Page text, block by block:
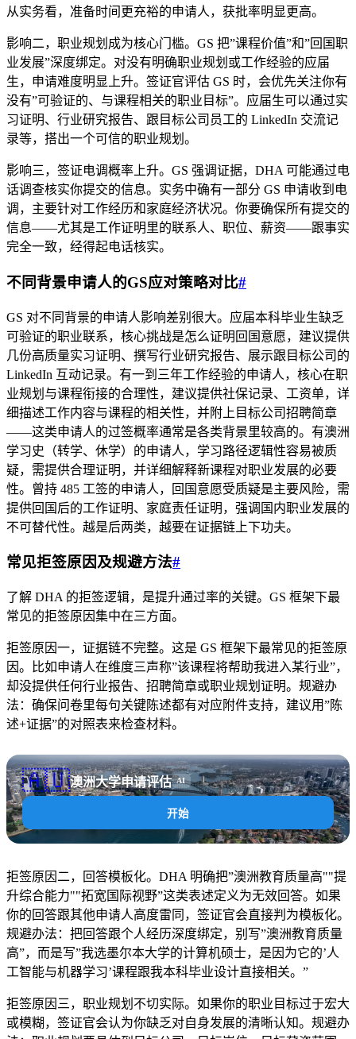
从实务看，准备时间更充裕的申请人，获批率明显更高。
影响二，职业规划成为核心门槛。GS 把”课程价值”和”回国职
业发展”深度绑定。对没有明确职业规划或工作经验的应届
生，申请难度明显上升。签证官评估 GS 时，会优先关注你有
没有”可验证的、与课程相关的职业目标”。应届生可以通过实
习证明、行业研究报告、跟目标公司员工的 LinkedIn 交流记
录等，搭出一个可信的职业规划。
影响三，签证电调概率上升。GS 强调证据，DHA 可能通过电
话调查核实你提交的信息。实务中确有一部分 GS 申请收到电
调，主要针对工作经历和家庭经济状况。你要确保所有提交的
信息——尤其是工作证明里的联系人、职位、薪资——跟事实
完全一致，经得起电话核实。
不同背景申请人的GS应对策略对比#
GS 对不同背景的申请人影响差别很大。应届本科毕业生缺乏
可验证的职业联系，核心挑战是怎么证明回国意愿，建议提供
几份高质量实习证明、撰写行业研究报告、展示跟目标公司的
LinkedIn 互动记录。有一到三年工作经验的申请人，核心在职
业规划与课程衔接的合理性，建议提供社保记录、工资单，详
细描述工作内容与课程的相关性，并附上目标公司招聘简章
——这类申请人的过签概率通常是各类背景里较高的。有澳洲
学习史（转学、休学）的申请人，学习路径逻辑性容易被质
疑，需提供合理证明，并详细解释新课程对职业发展的必要
性。曾持 485 工签的申请人，回国意愿受质疑是主要风险，需
提供回国后的工作证明、家庭责任证明，强调国内职业发展的
不可替代性。越是后两类，越要在证据链上下功夫。
常见拒签原因及规避方法#
了解 DHA 的拒签逻辑，是提升通过率的关键。GS 框架下最
常见的拒签原因集中在三方面。
拒签原因一，证据链不完整。这是 GS 框架下最常见的拒签原
因。比如申请人在维度三声称”该课程将帮助我进入某行业”，
却没提供任何行业报告、招聘简章或职业规划证明。规避办
法：确保问卷里每句关键陈述都有对应附件支持，建议用”陈
述+证据”的对照表来检查材料。
🇦🇺澳洲大学申请评估 AI
开始
拒签原因二，回答模板化。DHA 明确把”澳洲教育质量高""提
升综合能力""拓宽国际视野”这类表述定义为无效回答。如果
你的回答跟其他申请人高度雷同，签证官会直接判为模板化。
规避办法：把回答跟个人经历深度绑定，别写”澳洲教育质量
高”，而是写”我选墨尔本大学的计算机硕士，是因为它的’人
工智能与机器学习’课程跟我本科毕业设计直接相关。”
拒签原因三，职业规划不切实际。如果你的职业目标过于宏大
或模糊，签证官会认为你缺乏对自身发展的清晰认知。规避办